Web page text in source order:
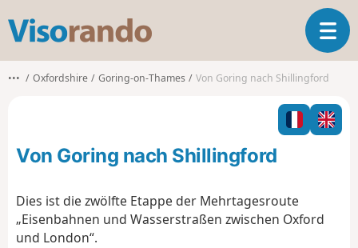
s
o
o
T
o
g
l
e
n
••• Oxfordshire Goring-on-Thames Von Goring nach Shillingford
Von Goring nach Shillingford
Dies ist die zwölfte Etappe der Mehrtagesroute
„Eisenbahnen und Wasserstraßen zwischen Oxford
und London“.